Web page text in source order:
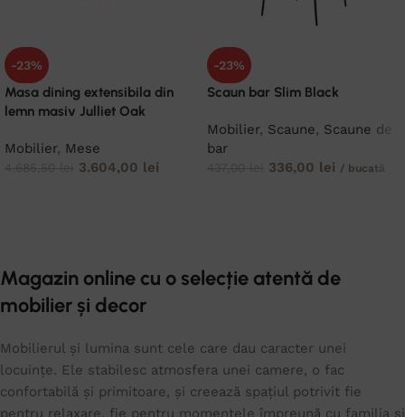
-23%
Masa dining extensibila din
lemn masiv Julliet Oak
Mobilier, Mese
3.604,00 lei
-23%
Scaun bar Slim Black
Mobilier, Scaune, Scaune de
bar
336,00 lei / bucată
Magazin online cu o selecție atentă de
mobilier și decor
Mobilierul și lumina sunt cele care dau caracter unei
locuințe. Ele stabilesc atmosfera unei camere, o fac
confortabilă și primitoare, și creează spațiul potrivit fie
pentru relaxare, fie pentru momentele împreună cu familia și